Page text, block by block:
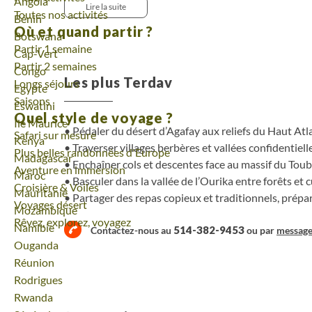
Voyage
Bénin
Voyage
Botswana
Voyage
Cap-Vert
Voyage
Congo
Voyage
Egypte
Voyage
Eswatini
Voyage
Ile Maurice
Voyage
Kenya
Voyage
Madagascar
Voyage
Maroc
Voyage
Mauritanie
Voyage
Mozambique
Voyage
Namibie
Voyage
Ouganda
Voyage
Réunion
Voyage
Rodrigues
Voyage
Rwanda
Toutes nos activités
Où et quand partir ?
Partir 1 semaine
Partir 2 semaines
Longs séjours
Saisons
Quel style de voyage ?
Safari sur mesure
Plus belles randonnées d'Europe
Aventure en immersion
Croisière & Voiles
Voyages désert
Rêvez, explorez, voyagez
l’Ourika. Une itinérance cohérente, vivante,
voyage.
Lire la suite
Les plus Terdav
Pédaler du désert d’Agafay aux reliefs du Haut
Traverser villages berbères et vallées
Enchaîner cols et descentes face au massif du
Basculer dans la vallée de l’Ourika entre forêts et
Partager des repas copieux et traditionnels,
Contactez-nous au 514-382-9453ou par message